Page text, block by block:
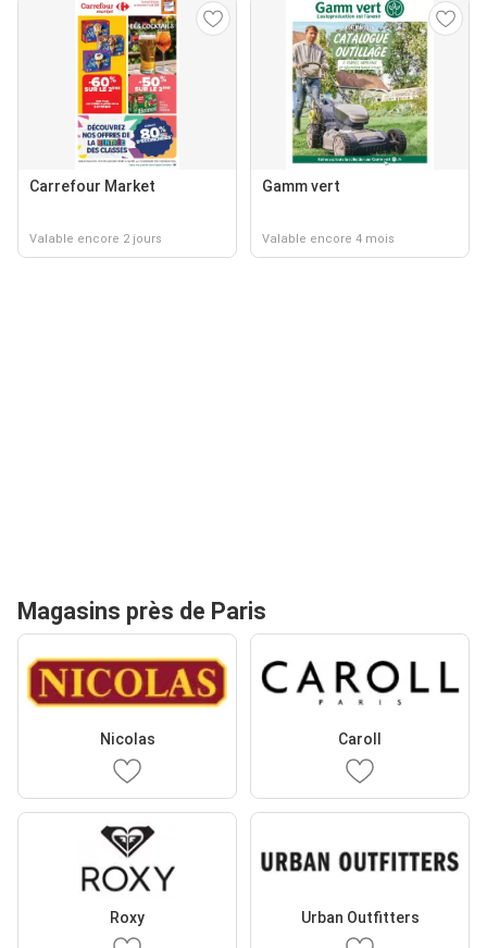
Carrefour Market
Valable encore 2 jours
Gamm vert
Valable encore 4 mois
Magasins près de Paris
Nicolas Caroll
Roxy Urban Outfitters